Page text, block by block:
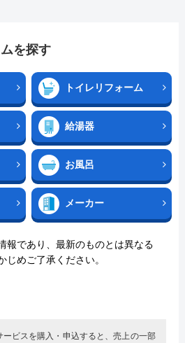
を探す
トイレリフォーム
給湯器
お風呂
メーカー
報であり、最新のものとは異なる
じめご了承ください。
ビスを購入・申込すると、売上の一部